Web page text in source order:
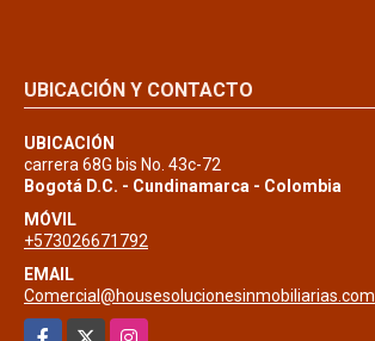
UBICACIÓN Y CONTACTO
UBICACIÓN
carrera 68G bis No. 43c-72
Bogotá D.C. - Cundinamarca - Colombia
MÓVIL
+573026671792
EMAIL
Comercial@housesolucionesinmobiliarias.com
Facebook
Instagram